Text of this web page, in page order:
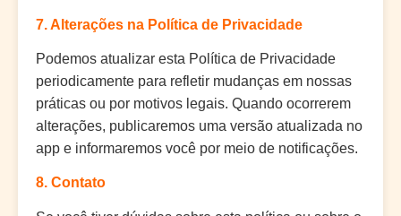
7. Alterações na Política de Privacidade
Podemos atualizar esta Política de Privacidade
periodicamente para refletir mudanças em nossas
práticas ou por motivos legais. Quando ocorrerem
alterações, publicaremos uma versão atualizada no
app e informaremos você por meio de notificações.
8. Contato